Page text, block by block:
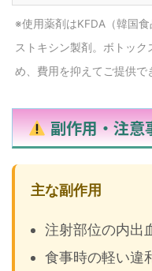
※使用薬剤はKFDA（韓国
ストキシン製剤。ボトッ
め、費用を抑えてご提供で
副作用・注意
主な副作用
注射部位の内出
食事時の軽い違